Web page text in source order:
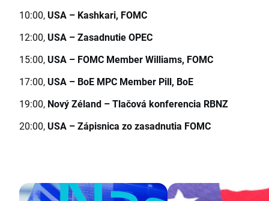
10:00, USA – Kashkari, FOMC
12:00, USA –Zasadnutie OPEC
15:00, USA – FOMC Member Williams, FOMC
17:00, USA – BoE MPC Member Pill, BoE
19:00, Nový Zéland –Tlačová konferencia RBNZ
20:00, USA –Zápisnica zo zasadnutia FOMC